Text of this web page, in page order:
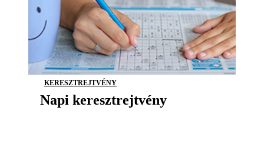
KERESZTREJTVÉNY
Napi keresztrejtvény